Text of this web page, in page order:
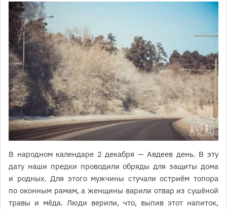
В народном календаре 2 декабря — Авдеев день. В эту
дату наши предки проводили обряды для защиты дома
и родных. Для этого мужчины стучали остриём топора
по оконным рамам, а женщины варили отвар из сушёной
травы и мёда. Люди верили, что, выпив этот напиток,